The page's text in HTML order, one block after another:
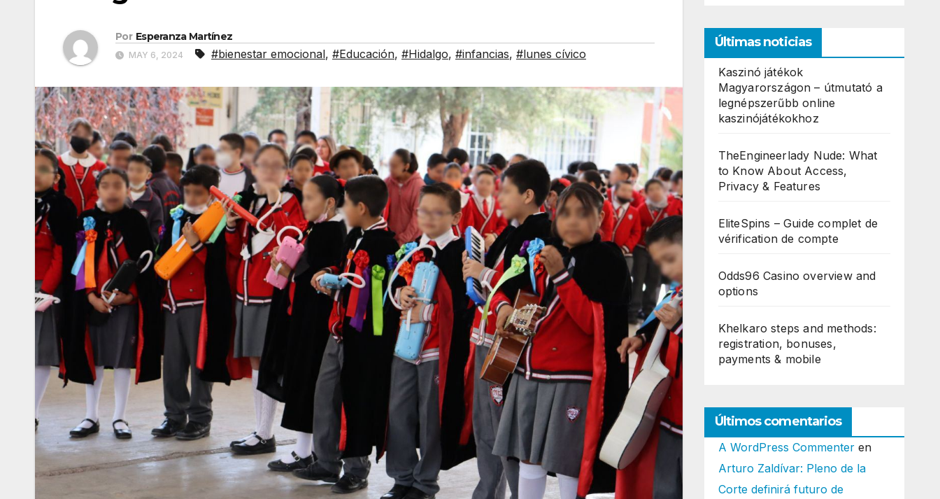
Por Esperanza Martínez
MAY 6, 2024 #bienestar emocional, #Educación, #Hidalgo, #infancias, #lunes cívico
Últimas noticias
Kaszinó játékok
Magyarországon – útmutató a
legnépszerűbb online
kaszinójátékokhoz
TheEngineerlady Nude: What
to Know About Access,
Privacy & Features
EliteSpins – Guide complet de
vérification de compte
Odds96 Casino overview and
options
Khelkaro steps and methods:
registration, bonuses,
payments & mobile
Últimos comentarios
A WordPress Commenteren
Arturo Zaldívar: Pleno de la
Corte definirá futuro de